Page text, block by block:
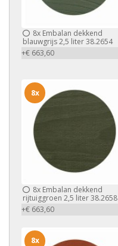
8x Embalan dekkend
blauwgrijs 2,5 liter 38.2654
+€ 663,60
8x Embalan dekkend
rijtuiggroen 2,5 liter 38.2658
+€ 663,60
8x
8x